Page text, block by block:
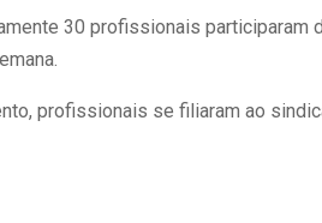
30 profissionais participaram
profissionais se filiaram ao
e
banca de professores leu o
material. Bom,
que ocorreu com Clara